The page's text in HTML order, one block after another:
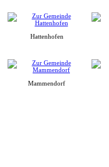
Hattenhofen
Mammendorf